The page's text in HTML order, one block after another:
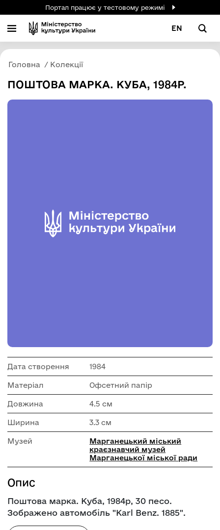
Портал працює у тестовому режимі
EN
Головна Колекції
ПОШТОВА МАРКА. КУБА, 1984Р.
Дата створення 1984
Матеріал Офсетний папір
Довжина 4.5 см
Ширина 3.3 см
Музей
Марганецький міський
краєзнавчий музей
Марганецької міської ради
Опис
Поштова марка. Куба, 1984р, 30 песо.
Зображено автомобіль "Karl Benz. 1885".